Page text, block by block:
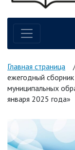
Главная страница
ежегодный
муниципальных
января 2025 года»